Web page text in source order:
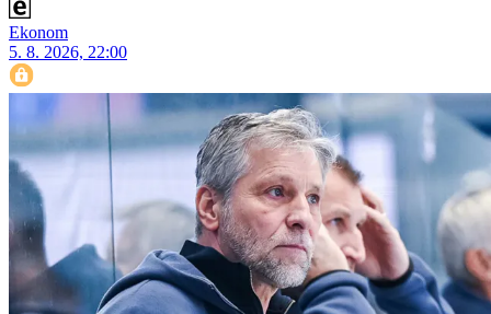
Ekonom
5. 8. 2026, 22:00